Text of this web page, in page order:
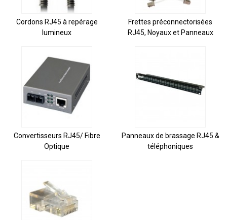
Cordons RJ45 à repérage
lumineux
Frettes préconnectorisées
RJ45, Noyaux et Panneaux
Convertisseurs RJ45/ Fibre
Optique
Panneaux de brassage RJ45 &
téléphoniques